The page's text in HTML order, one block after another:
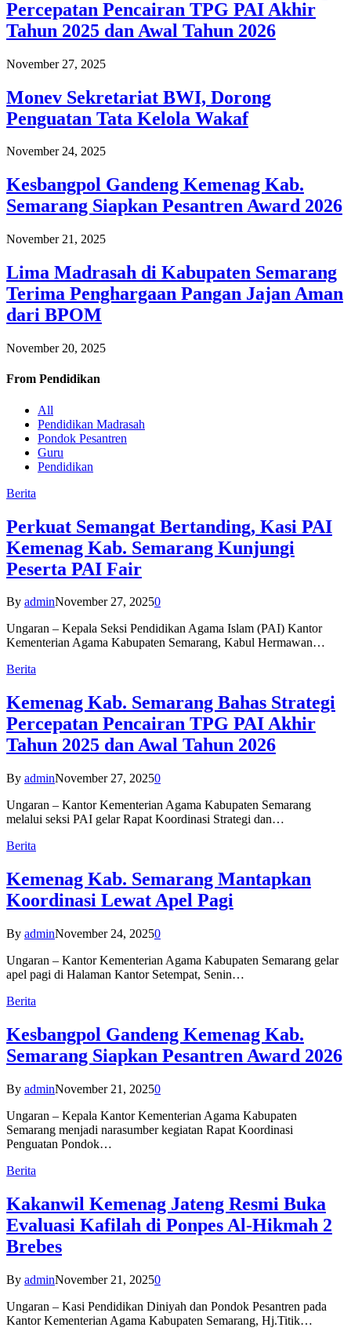
Percepatan Pencairan TPG PAI Akhir
Tahun 2025 dan Awal Tahun 2026
November 27, 2025
Monev Sekretariat BWI, Dorong
Penguatan Tata Kelola Wakaf
November 24, 2025
Kesbangpol Gandeng Kemenag Kab.
Semarang Siapkan Pesantren Award 2026
November 21, 2025
Lima Madrasah di Kabupaten Semarang
Terima Penghargaan Pangan Jajan Aman
dari BPOM
November 20, 2025
From Pendidikan
All
Pendidikan Madrasah
Pondok Pesantren
Guru
Pendidikan
Berita
Perkuat Semangat Bertanding, Kasi PAI
Kemenag Kab. Semarang Kunjungi
Peserta PAI Fair
By adminNovember 27, 20250
Ungaran – Kepala Seksi Pendidikan Agama Islam (PAI) Kantor
Kementerian Agama Kabupaten Semarang, Kabul Hermawan…
Berita
Kemenag Kab. Semarang Bahas Strategi
Percepatan Pencairan TPG PAI Akhir
Tahun 2025 dan Awal Tahun 2026
By adminNovember 27, 20250
Ungaran – Kantor Kementerian Agama Kabupaten Semarang
melalui seksi PAI gelar Rapat Koordinasi Strategi dan…
Berita
Kemenag Kab. Semarang Mantapkan
Koordinasi Lewat Apel Pagi
By adminNovember 24, 20250
Ungaran – Kantor Kementerian Agama Kabupaten Semarang gelar
apel pagi di Halaman Kantor Setempat, Senin…
Berita
Kesbangpol Gandeng Kemenag Kab.
Semarang Siapkan Pesantren Award 2026
By adminNovember 21, 20250
Ungaran – Kepala Kantor Kementerian Agama Kabupaten
Semarang menjadi narasumber kegiatan Rapat Koordinasi
Penguatan Pondok…
Berita
Kakanwil Kemenag Jateng Resmi Buka
Evaluasi Kafilah di Ponpes Al-Hikmah 2
Brebes
By adminNovember 21, 20250
Ungaran – Kasi Pendidikan Diniyah dan Pondok Pesantren pada
Kantor Kementerian Agama Kabupaten Semarang, Hj.Titik…